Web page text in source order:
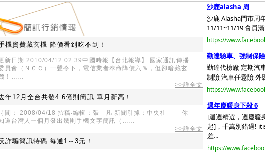
機資費藏玄機 降價看到吃不到 ！
新日期:2010/04/12 02:39中國時報【台北報導】 國家通訊傳播
員會（ＮＣＣ）一聲令下，電信業者奉命降價六％，但卻暗藏玄
！……
>>詳全文
年12月全台共發4.6億則簡訊 單月新高 ！
間： 2008/04/18 撰稿‧編輯：張 凡 新聞引據：中央社 你
道台灣人ㄧ個月發出幾則手機文字簡訊（……
>>詳全文
詐騙簡訊特碼 每通1～3元 ！
沙鹿alasha 周
沙鹿 Alasha門市周
11/11~11/19 會員
https://
勤達驗車、強制保
勤達代檢廠 定期汽
制險 汽車任意險 外
https://
週年慶暖身下殺 6
[週週精選，週慶暖
起]，千萬別錯過!
差...
https://